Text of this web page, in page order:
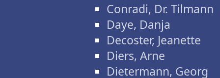
Conradi, Dr. Tilmann
Daye, Danja
Decoster, Jeanette
Diers, Arne
Dietermann, Georg